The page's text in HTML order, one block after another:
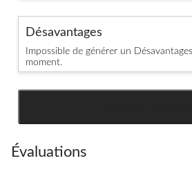
Désavantages
Impossible de générer un
moment.
Évaluations